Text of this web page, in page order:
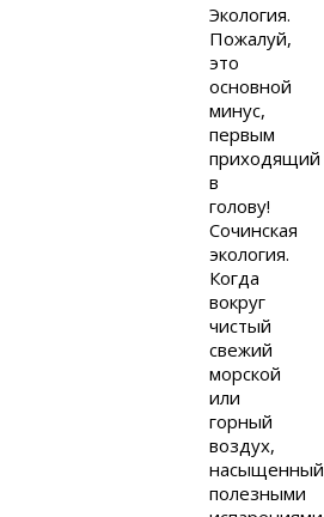
Экология.
Пожалуй,
это
основной
минус,
первым
приходящий
в
голову!
Сочинская
экология.
Когда
вокруг
чистый
свежий
морской
или
горный
воздух,
насыщенный
полезными